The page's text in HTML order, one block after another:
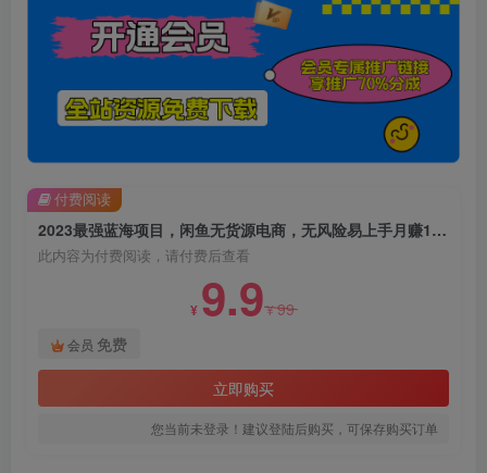
2023最强蓝海项目，闲鱼无货源电商，无风险易上手月赚10000，见效快【揭秘】
此内容为付费阅读，请付费后查看
¥ 9.9¥99
会员 免费
立即购买
您当前未登录！建议登陆后购买，可保存购买订单
付费阅读